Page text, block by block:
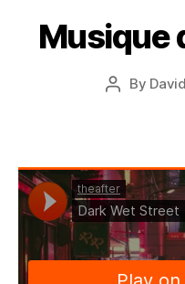
Musique
Post
By David